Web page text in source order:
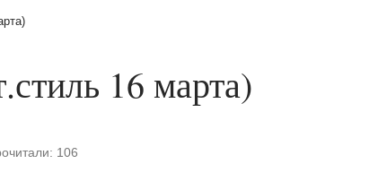
16 марта)
106